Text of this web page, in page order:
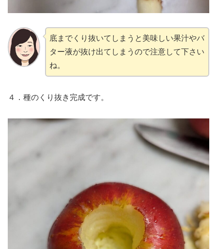
底までくり抜いてしまうと美味しい果汁やバ
ター液が抜け出てしまうので注意して下さい
ね。
４．種のくり抜き完成です。